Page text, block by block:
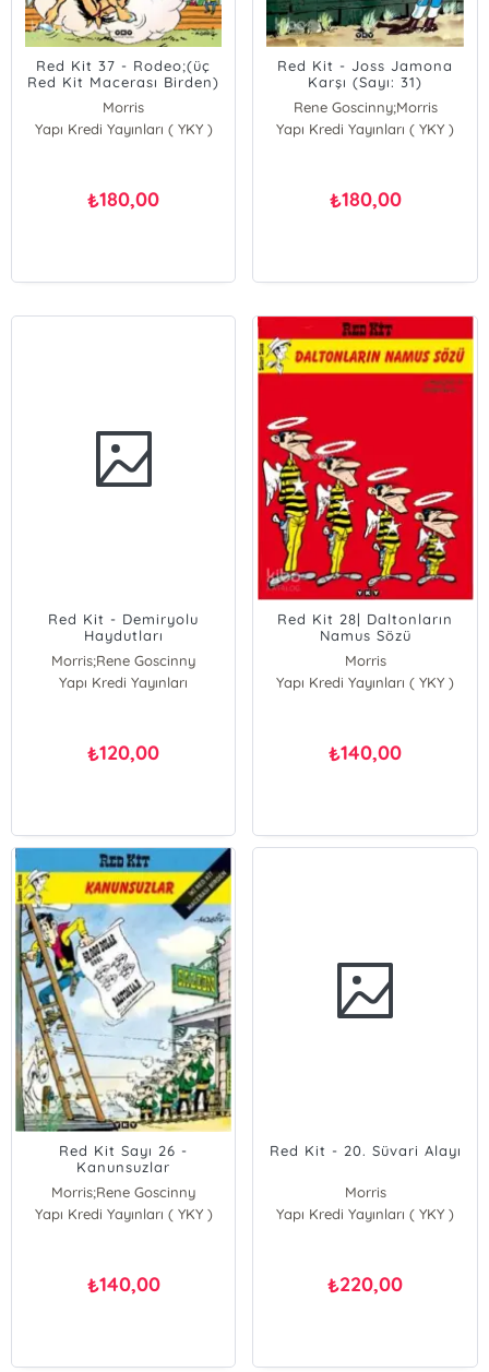
Red Kit 37 - Rodeo;(üç
Red Kit Macerası Birden)
Morris
Yapı Kredi Yayınları ( YKY )
₺180,00
Red Kit - Joss Jamona
Karşı (Sayı: 31)
Rene Goscinny;Morris
Morris
Yapı Kredi Yayınları ( YKY )
₺180,00
Red Kit - Demiryolu
Haydutları
Morris;Rene Goscinny
Morris
Yapı Kredi Yayınları
₺120,00
Red Kit 28| Daltonların
Namus Sözü
Morris
Yapı Kredi Yayınları ( YKY )
₺140,00
Red Kit Sayı 26 -
Kanunsuzlar
Morris;Rene Goscinny
Morris
Yapı Kredi Yayınları ( YKY )
₺140,00
Red Kit - 20. Süvari Alayı
Morris
Rene Goscinny
Yapı Kredi Yayınları ( YKY )
₺220,00